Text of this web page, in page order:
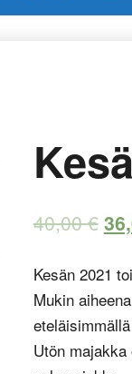
40,00€
Kesän 2021
Mukin
Utön